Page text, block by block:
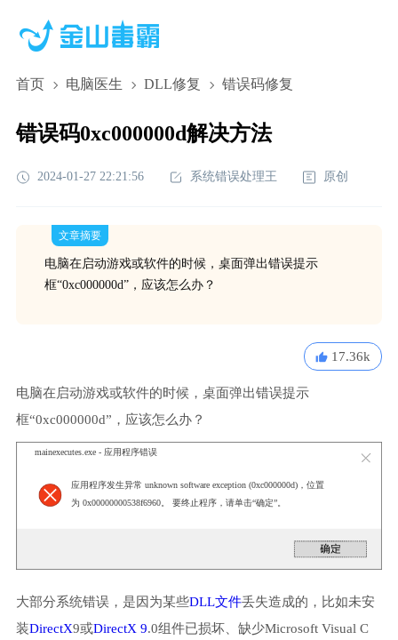
首页 电脑医生 DLL修复 错误码修复
错误码0xc000000d解决方法
2024-01-27 22:21:56 系统错误处理王 原创
文章摘要
电脑在启动游戏或软件的时候，桌面弹出错误提示
框“0xc000000d”，应该怎么办？
17.36k
电脑在启动游戏或软件的时候，桌面弹出错误提示
框“0xc000000d”，应该怎么办？
mainexecutes.exe - 应用程序错误
应用程序发生异常 unknown software exception (0xc000000d)，位置
为 0x00000000538f6960。 要终止程序，请单击“确定”。
大部分系统错误，是因为某些DLL文件丢失造成的，比如未安
装DirectX9或DirectX 9.0组件已损坏、缺少Microsoft Visual C